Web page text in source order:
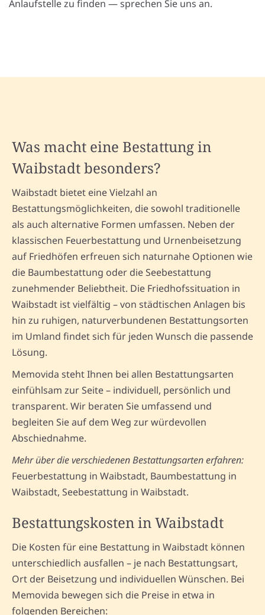
Anlaufstelle zu finden — sprechen Sie uns an.
Was macht eine Bestattung in
Waibstadt besonders?
Waibstadt bietet eine Vielzahl an
Bestattungsmöglichkeiten, die sowohl traditionelle
als auch alternative Formen umfassen. Neben der
klassischen Feuerbestattung und Urnenbeisetzung
auf Friedhöfen erfreuen sich naturnahe Optionen wie
die Baumbestattung oder die Seebestattung
zunehmender Beliebtheit. Die Friedhofssituation in
Waibstadt ist vielfältig – von städtischen Anlagen bis
hin zu ruhigen, naturverbundenen Bestattungsorten
im Umland findet sich für jeden Wunsch die passende
Lösung.
Memovida steht Ihnen bei allen Bestattungsarten
einfühlsam zur Seite – individuell, persönlich und
transparent. Wir beraten Sie umfassend und
begleiten Sie auf dem Weg zur würdevollen
Abschiednahme.
Mehr über die verschiedenen Bestattungsarten erfahren:
Feuerbestattung in Waibstadt, Baumbestattung in
Waibstadt, Seebestattung in Waibstadt.
Bestattungskosten in Waibstadt
Die Kosten für eine Bestattung in Waibstadt können
unterschiedlich ausfallen – je nach Bestattungsart,
Ort der Beisetzung und individuellen Wünschen. Bei
Memovida bewegen sich die Preise in etwa in
folgenden Bereichen: